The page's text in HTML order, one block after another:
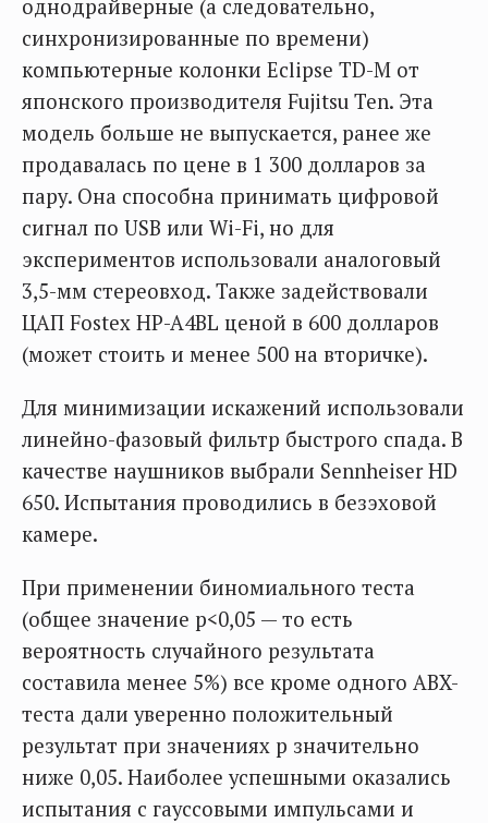
однодрайверные (а следовательно,
синхронизированные по времени)
компьютерные колонки Eclipse TD-M от
японского производителя Fujitsu Ten. Эта
модель больше не выпускается, ранее же
продавалась по цене в 1 300 долларов за
пару. Она способна принимать цифровой
сигнал по USB или Wi-Fi, но для
экспериментов использовали аналоговый
3,5-мм стереовход. Также задействовали
ЦАП Fostex HP-A4BL ценой в 600 долларов
(может стоить и менее 500 на вторичке).
Для минимизации искажений использовали
линейно-фазовый фильтр быстрого спада. В
качестве наушников выбрали Sennheiser HD
650. Испытания проводились в безэховой
камере.
При применении биномиального теста
(общее значение p<0,05 — то есть
вероятность случайного результата
составила менее 5%) все кроме одного ABX-
теста дали уверенно положительный
результат при значениях p значительно
ниже 0,05. Наиболее успешными оказались
испытания с гауссовыми импульсами и